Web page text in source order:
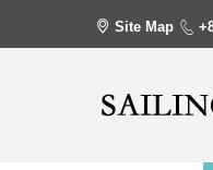
 Site Map 